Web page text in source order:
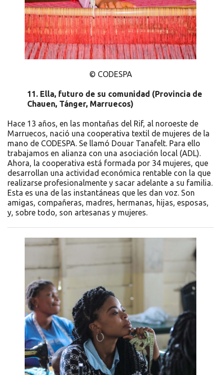
© CODESPA
11. Ella, futuro de su comunidad (Provincia de
Chauen, Tánger, Marruecos)
Hace 13 años, en las montañas del Rif, al noroeste de
Marruecos, nació una cooperativa textil de mujeres de la
mano de CODESPA. Se llamó Douar Tanafelt. Para ello
trabajamos en alianza con una asociación local (ADL).
Ahora, la cooperativa está formada por 34 mujeres, que
desarrollan una actividad económica rentable con la que
realizarse profesionalmente y sacar adelante a su familia.
Esta es una de las instantáneas que les dan voz. Son
amigas, compañeras, madres, hermanas, hijas, esposas,
y, sobre todo, son artesanas y mujeres.